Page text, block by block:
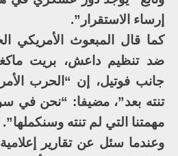
إرساء الاستقرار”.
كما قال المبعوث الأمريكي
ضد تنظيم داعش، بريت
جانب فوتيل، إن “الحرب
تنته بعد”، مضيفا: “نحن في
مهمتنا التي لم تنته وسنكملها”.
وعندما سئل عن تقارير